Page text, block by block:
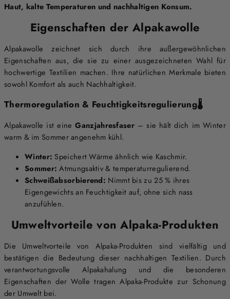
Haut, kalte Temperaturen und nachhaltigen Konsum.
Eigenschaften der Alpakawolle
Alpakawolle zeichnet sich durch ihre außergewöhnlichen
Eigenschaften aus, die sie zu einer ausgezeichneten Wahl für
hochwertige Textilien machen. Ihre natürlichen Merkmale bieten
sowohl Komfort als auch Nachhaltigkeit.
Thermoregulation & Feuchtigkeitsregulierung🌡️
Alpakawolle ist eineGanzjahresfaser– sie hält dich im Winter
warm & im Sommer angenehm kühl.
Winter: Speichert Wärme ähnlich wie Kaschmir.
Sommer: Atmungsaktiv & temperaturregulierend.
Schweißabsorbierend: Nimmt bis zu 25 % ihres
Eigengewichts an Feuchtigkeit auf, ohne sich nass
anzufühlen.
Umweltvorteile von Alpaka-Produkten
Die Umweltvorteile von Alpaka-Produkten sind vielfältig und
bestätigen die Bedeutung dieser nachhaltigen Textilien. Durch
verantwortungsvolle Alpakahalung und die besonderen
Eigenschaften der Wolle tragen Alpaka-Produkte zur Schonung
der Umwelt bei.